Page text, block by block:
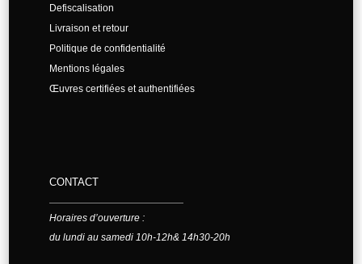
Defiscalisation
Livraison et retour
Politique de confidentialité
Mentions légales
Œuvres certifiées et authentifiées
CONTACT
Horaires d’ouverture :
du lundi au samedi 10h-12h& 14h30-20h